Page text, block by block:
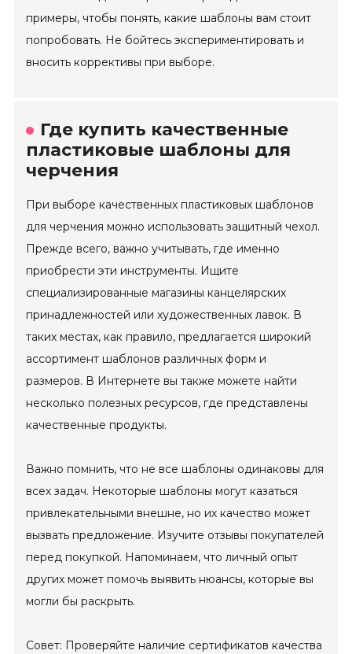
примеры, чтобы понять, какие шаблоны вам стоит
попробовать. Не бойтесь экспериментировать и
вносить коррективы при выборе.
Где купить качественные
пластиковые шаблоны для
черчения
При выборе качественных пластиковых шаблонов
для черчения можно использовать защитный чехол.
Прежде всего, важно учитывать, где именно
приобрести эти инструменты. Ищите
специализированные магазины канцелярских
принадлежностей или художественных лавок. В
таких местах, как правило, предлагается широкий
ассортимент шаблонов различных форм и
размеров. В Интернете вы также можете найти
несколько полезных ресурсов, где представлены
качественные продукты.
Важно помнить, что не все шаблоны одинаковы для
всех задач. Некоторые шаблоны могут казаться
привлекательными внешне, но их качество может
вызвать предложение. Изучите отзывы покупателей
перед покупкой. Напоминаем, что личный опыт
других может помочь выявить нюансы, которые вы
могли бы раскрыть.
Совет: Проверяйте наличие сертификатов качества